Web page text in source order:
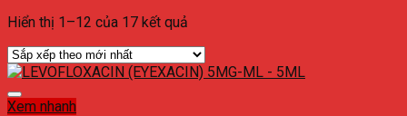
Hiển thị 1–12 của 17 kết quả
Xem nhanh